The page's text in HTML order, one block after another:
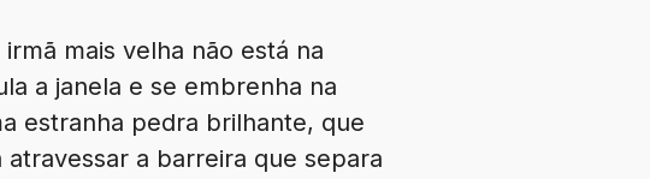
mais velha não está na
a janela e se embrenha na
estranha pedra brilhante, que
a barreira que separa